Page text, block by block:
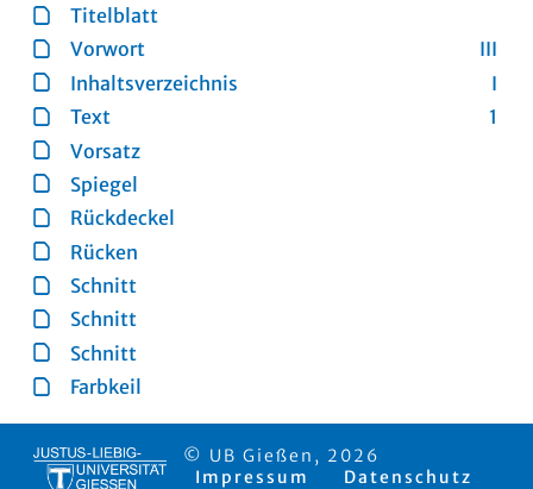
Titelblatt
III
Vorwort
I
Inhaltsverzeichnis
1
Text
Vorsatz
Spiegel
Rückdeckel
Rücken
Schnitt
Schnitt
Schnitt
Farbkeil
© UB Gießen, 2026
Impressum
Datenschutz